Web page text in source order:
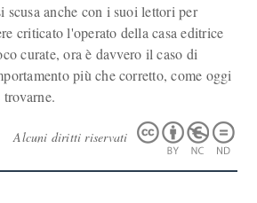
scusa anche con i suoi lettori per
criticato l'operato della casa editrice
curate, ora è davvero il caso di
più che corretto, come oggi
Alcuni diritti riservati